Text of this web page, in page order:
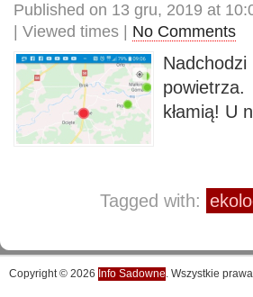
Published on 13 gru, 2019 at
| Viewed times | No Comments
kłamią! U
Tagged with:
Copyright © 2026 Info Sadowne. Wszystkie